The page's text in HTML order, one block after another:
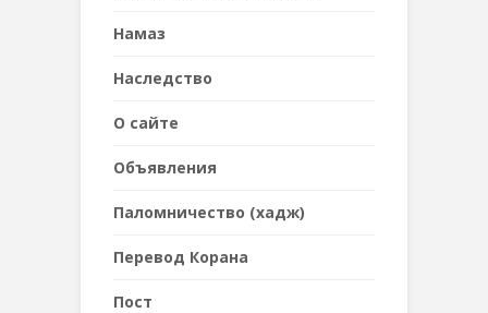
Намаз
Наследствo
О сайте
Объявления
Паломничество (хадж)
Перевод Корана
Пост